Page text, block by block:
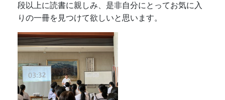
段以上に読書に親しみ、是非自分にとってお気に入
りの一冊を見つけて欲しいと思います。